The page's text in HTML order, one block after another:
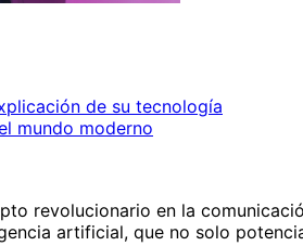
de su tecnología
mundo moderno
revolucionario en la
artificial, que no solo